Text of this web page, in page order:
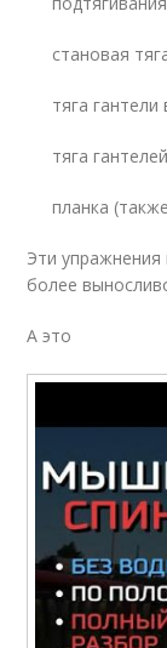
становая
тяга
тяга
планка
Эти упражнения
более
А это